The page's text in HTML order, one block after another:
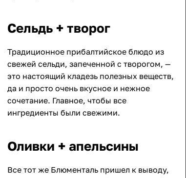
Сельдь + творог
Традиционное прибалтийское блюдо из
свежей сельди, запеченной с творогом, —
это настоящий кладезь полезных веществ,
да и просто очень вкусное и нежное
сочетание. Главное, чтобы все
ингредиенты были свежими.
Оливки + апельсины
Все тот же Блюменталь пришел к выводу,